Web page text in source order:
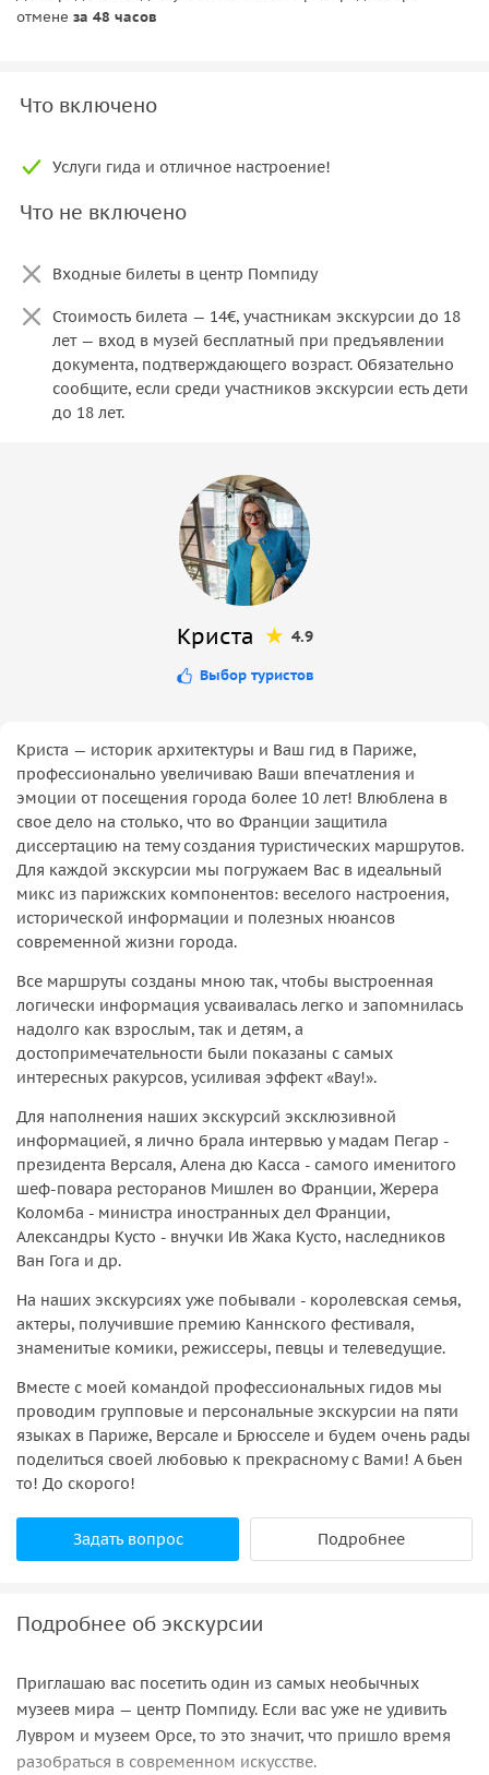
отмене за 48 часов
Что включено
Услуги гида и отличное настроение!
Что не включено
Входные билеты в центр Помпиду
Стоимость билета — 14€, участникам экскурсии до 18
лет — вход в музей бесплатный при предъявлении
документа, подтверждающего возраст. Обязательно
сообщите, если среди участников экскурсии есть дети
до 18 лет.
Криста 4.9
Выбор туристов
Криста — историк архитектуры и Ваш гид в Париже,
профессионально увеличиваю Ваши впечатления и
эмоции от посещения города более 10 лет! Влюблена в
свое дело на столько, что во Франции защитила
диссертацию на тему создания туристических маршрутов.
Для каждой экскурсии мы погружаем Вас в идеальный
микс из парижских компонентов: веселого настроения,
исторической информации и полезных нюансов
современной жизни города.
Все маршруты созданы мною так, чтобы выстроенная
логически информация усваивалась легко и запомнилась
надолго как взрослым, так и детям, а
достопримечательности были показаны с самых
интересных ракурсов, усиливая эффект «Вау!».
Для наполнения наших экскурсий эксклюзивной
информацией, я лично брала интервью у мадам Пегар -
президента Версаля, Алена дю Касса - самого именитого
шеф-повара ресторанов Мишлен во Франции, Жерера
Коломба - министра иностранных дел Франции,
Александры Кусто - внучки Ив Жака Кусто, наследников
Ван Гога и др.
На наших экскурсиях уже побывали - королевская семья,
актеры, получившие премию Каннского фестиваля,
знаменитые комики, режиссеры, певцы и телеведущие.
Вместе с моей командой профессиональных гидов мы
проводим групповые и персональные экскурсии на пяти
языках в Париже, Версале и Брюсселе и будем очень рады
поделиться своей любовью к прекрасному с Вами! А бьен
то! До скорого!
Задать вопрос Подробнее
Подробнее об экскурсии
Приглашаю вас посетить один из самых необычных
музеев мира — центр Помпиду. Если вас уже не удивить
Лувром и музеем Орсе, то это значит, что пришло время
разобраться в современном искусстве.